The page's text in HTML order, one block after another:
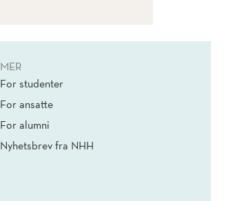
MER
For studenter
For ansatte
For alumni
Nyhetsbrev fra NHH